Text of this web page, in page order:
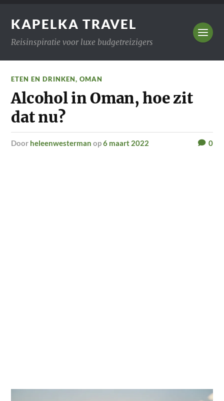
KAPELKA TRAVEL
Reisinspiratie voor luxe budgetreizigers
ETEN EN DRINKEN,OMAN
Alcohol in Oman, hoe zit
dat nu?
door heleenwesterman op6 maart 2022 0